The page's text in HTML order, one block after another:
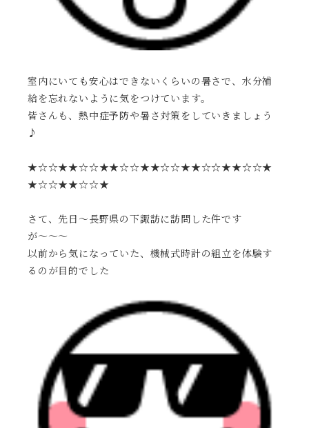
室内にいても安心はできないくらいの暑さで、水分補
給を忘れないように気をつけています。
皆さんも、熱中症予防や暑さ対策をしていきましょう
♪
★☆☆★★☆☆★★☆☆★★☆☆★★☆☆★★☆☆★
★☆☆★★☆☆★
さて、先日〜長野県の下諏訪に訪問した件です
が〜〜〜
以前から気になっていた、機械式時計の組立を体験す
るのが目的でした